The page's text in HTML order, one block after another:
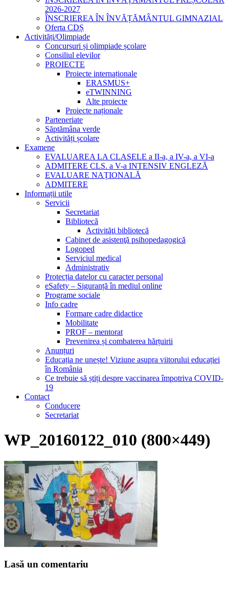
2026-2027
ÎNSCRIEREA ÎN ÎNVĂȚĂMÂNTUL GIMNAZIAL
Oferta CDȘ
Activități/Olimpiade
Concursuri și olimpiade școlare
Consiliul elevilor
PROIECTE
Proiecte internaționale
ERASMUS+
eTWINNING
Alte proiecte
Proiecte naționale
Parteneriate
Săptămâna verde
Activități școlare
Examene
EVALUAREA LA CLASELE a II-a, a IV-a, a VI-a
ADMITERE CLS. a V-a INTENSIV ENGLEZĂ
EVALUARE NAȚIONALĂ
ADMITERE
Informații utile
Servicii
Secretariat
Bibliotecă
Activităţi bibliotecă
Cabinet de asistenţă psihopedagogică
Logoped
Serviciul medical
Administrativ
Protecția datelor cu caracter personal
eSafety – Siguranță în mediul online
Programe sociale
Info cadre
Formare cadre didactice
Mobilitate
PROF – mentorat
Prevenirea și combaterea hărțuirii
Anunțuri
Educația ne unește! Viziune asupra viitorului educației
în România
Ce trebuie să știți despre vaccinarea împotriva COVID-
19
Contact
Conducere
Secretariat
WP_20160122_010 (800×449)
Lasă un comentariu